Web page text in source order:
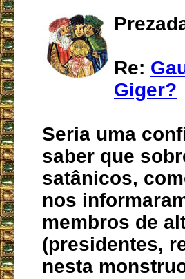
Re:
Giger?
Seria uma
saber que
satânicos,
nos
membros de
(presidentes,
nesta